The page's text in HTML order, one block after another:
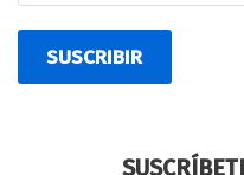
SUSCRIBIR